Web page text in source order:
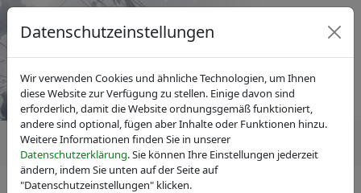
Datenschutzeinstellungen
Wir verwenden Cookies und ähnliche Technologien, um Ihnen
diese Website zur Verfügung zu stellen. Einige davon sind
erforderlich, damit die Website ordnungsgemäß funktioniert,
andere sind optional, fügen aber Inhalte oder Funktionen hinzu.
Weitere Informationen finden Sie in unserer
Datenschutzerklärung. Sie können Ihre Einstellungen jederzeit
ändern, indem Sie unten auf der Seite auf
"Datenschutzeinstellungen" klicken.